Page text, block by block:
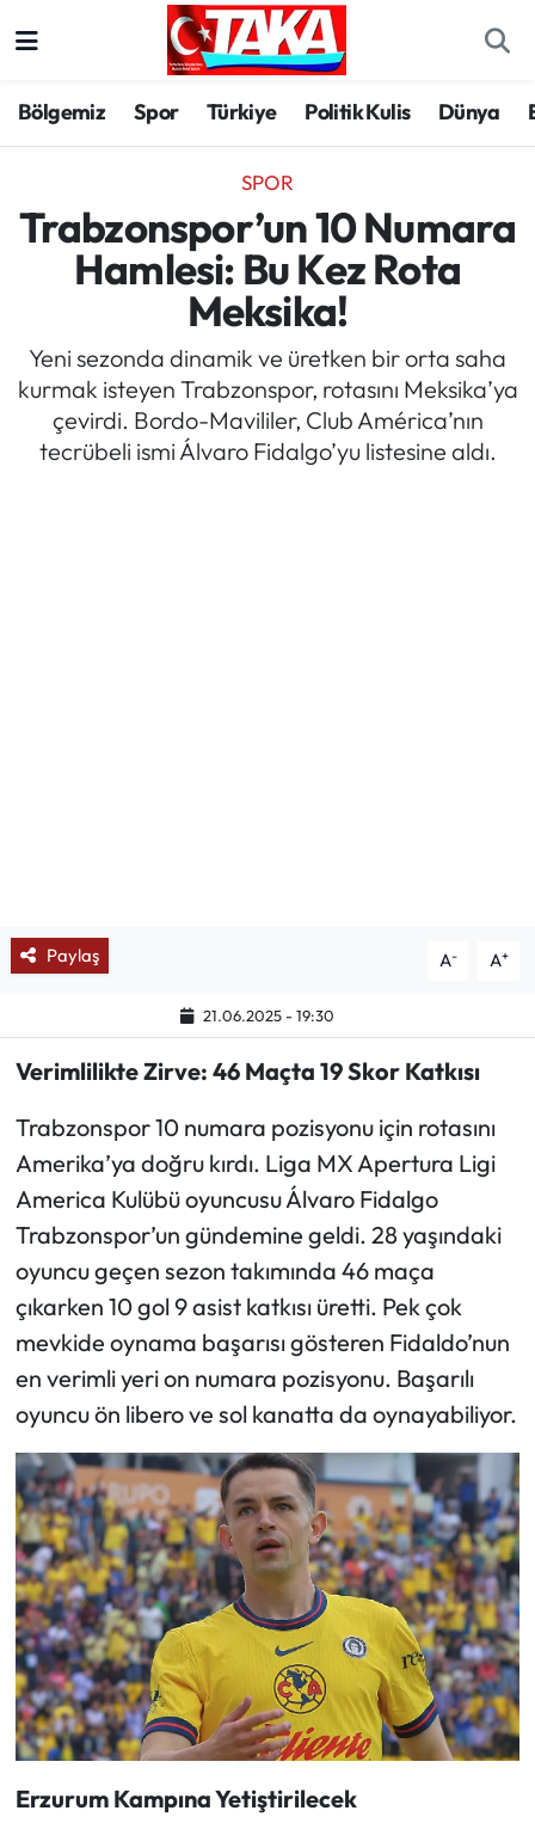
Bölgemiz Spor Türkiye Politik Kulis Dünya
SPOR
Trabzonspor’un 10 Numara
Hamlesi: Bu Kez Rota
Meksika!
Yeni sezonda dinamik ve üretken bir orta saha
kurmak isteyen Trabzonspor, rotasını Meksika’ya
çevirdi. Bordo-Mavililer, Club América’nın
tecrübeli ismi Álvaro Fidalgo’yu listesine aldı.
Paylaş A- A+
21.06.2025 - 19:30
Verimlilikte Zirve: 46 Maçta 19 Skor Katkısı
Trabzonspor 10 numara pozisyonu için rotasını
Amerika’ya doğru kırdı. Liga MX Apertura Ligi
America Kulübü oyuncusu Álvaro Fidalgo
Trabzonspor’un gündemine geldi. 28 yaşındaki
oyuncu geçen sezon takımında 46 maça
çıkarken 10 gol 9 asist katkısı üretti. Pek çok
mevkide oynama başarısı gösteren Fidaldo’nun
en verimli yeri on numara pozisyonu. Başarılı
oyuncu ön libero ve sol kanatta da oynayabiliyor.
Erzurum Kampına Yetiştirilecek
Spor
Türkiye
Kültür/Sanat
Politik Kulis
Dünya
ASTROLOJİ
Spor Yazıları
Mektup Galeri
Ekonomi
Sağlık
Turizm
Teknoloji
Trabzon Hava Durumu
Trabzon Trafik Yoğunluk Haritası
Süper Lig Puan Durumu ve Fikstür
Tüm Manşetler
Son Dakika Haberleri
Haber Arşivi